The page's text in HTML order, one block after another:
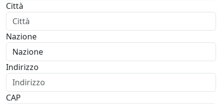
Città
Nazione
Indirizzo
CAP